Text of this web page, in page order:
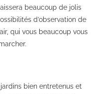
beaucoup de jolis
d’observation de
qui vous beaucoup vous
bien entretenus et